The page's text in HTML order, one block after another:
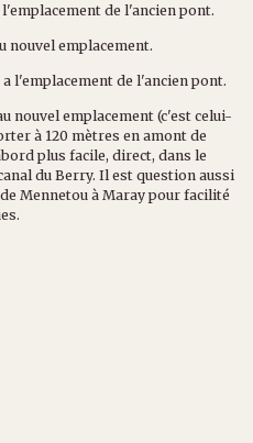
de l'ancien pont.
nouvel emplacement.
l'emplacement de l'ancien pont.
nouvel emplacement (c'est celui-
à 120 mètres en amont de
plus facile, direct, dans le
du Berry. Il est question aussi
Mennetou à Maray pour facilité